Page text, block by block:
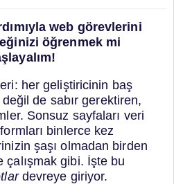
web görevlerini
öğrenmek mi
her geliştiricinin baş
de sabır gerektiren,
Sonsuz sayfaları veri
binlerce kez
şaşı olmadan birden
çalışmak gibi. İşte bu
devreye giriyor.